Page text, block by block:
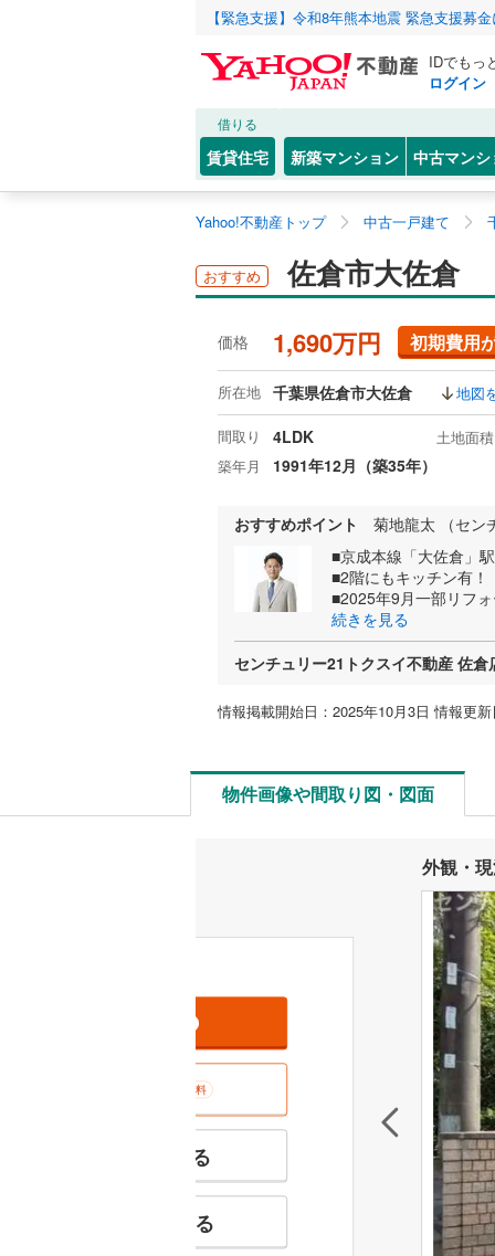
【緊急支援】令和8年熊本地震 緊急支援募
IDでもっ
ログイン
借りる
賃貸住宅 新築マンション 中古マンシ
Yahoo!不動産トップ 中古一戸建て
おすすめ 佐倉市大佐倉
価格 1,690万円 初期費用
所在地 千葉県佐倉市大佐倉 地図
間取り 4LDK
土地面積
築年月
1991年12月（築35年）
おすすめポイント
菊地龍太 （セン
■京成本線「大佐倉」
■2階にもキッチン有！
■2025年9月一部リフ
続きを見る
センチュリー21トクスイ不動産 佐倉
情報掲載開始日：2025年10月3日 情報更
物件画像や間取り図・図面
外観・
無料
特徴の似た物件を見る
お気に入りに追加する